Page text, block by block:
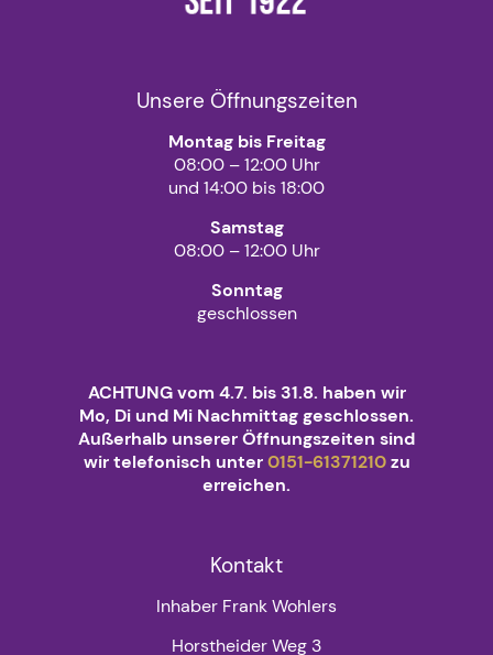
Unsere Öffnungszeiten
Montag bis Freitag
08:00 – 12:00 Uhr
und 14:00 bis 18:00
Samstag
08:00 – 12:00 Uhr
Sonntag
geschlossen
ACHTUNG vom 4.7. bis 31.8. haben wir
Mo, Di und Mi Nachmittag geschlossen.
Außerhalb unserer Öffnungszeiten sind
wir telefonisch unter0151-61371210zu
erreichen.
Kontakt
Inhaber Frank Wohlers
Horstheider Weg 3